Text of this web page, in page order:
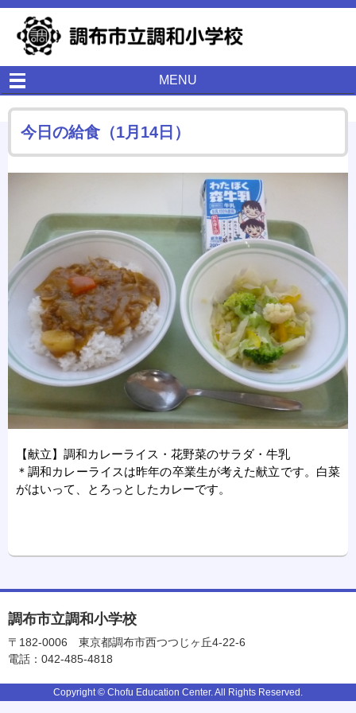
MENU
今日の給食（1月14日）
【献立】調和カレーライス・花野菜のサラダ・牛乳
＊調和カレーライスは昨年の卒業生が考えた献立です。白菜
がはいって、とろっとしたカレーです。
調布市立調和小学校
〒182-0006
東京都調布市西つつじヶ丘4-22-6
電話：042-485-4818
Copyright © Chofu Education Center. All Rights Reserved.